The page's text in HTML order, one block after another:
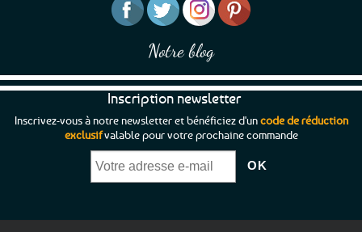
Notre blog
Inscription newsletter
Inscrivez-vous à notre newsletter et bénéficiez d'uncode de réduction
exclusifvalable pour votre prochaine commande